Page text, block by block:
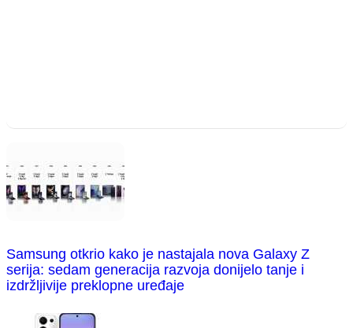
Samsung otkrio kako je nastajala nova Galaxy Z
serija: sedam generacija razvoja donijelo tanje i
izdržljivije preklopne uređaje